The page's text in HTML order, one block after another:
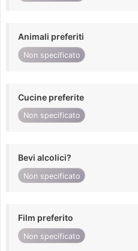
Animali preferiti
Non specificato
Cucine preferite
Non specificato
Bevi alcolici?
Non specificato
Film preferito
Non specificato